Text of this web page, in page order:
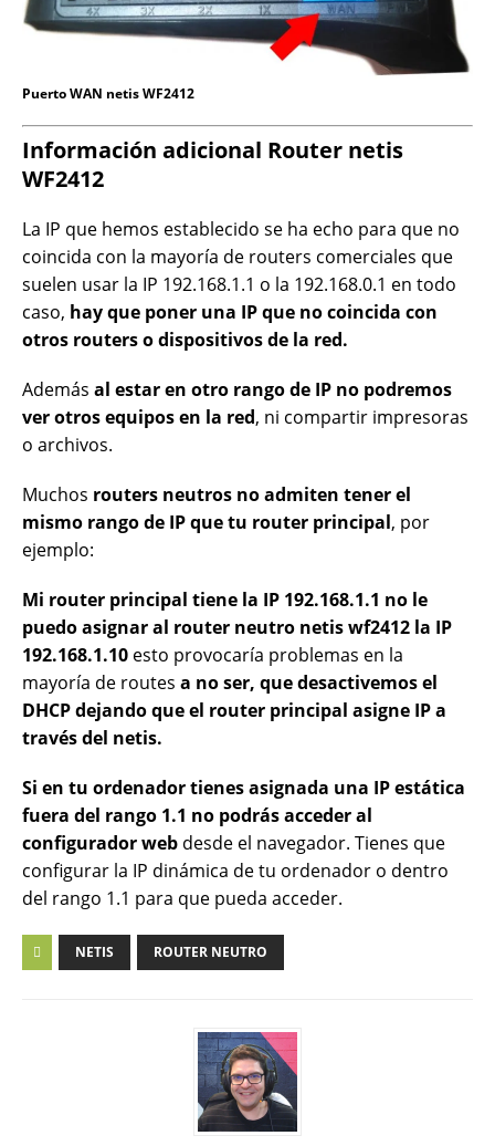
Puerto WAN netis WF2412
Información adicional Router netis
WF2412
La IP que hemos establecido se ha echo para que no
coincida con la mayoría de routers comerciales que
suelen usar la IP 192.168.1.1 o la 192.168.0.1 en todo
caso, hay que poner una IP que no coincida con
otros routers o dispositivos de la red.
Además al estar en otro rango de IP no podremos
ver otros equipos en la red, ni compartir impresoras
o archivos.
Muchos routers neutros no admiten tener el
mismo rango de IP que tu router principal, por
ejemplo:
Mi router principal tiene la IP 192.168.1.1 no le
puedo asignar al router neutro netis wf2412 la IP
192.168.1.10 esto provocaría problemas en la
mayoría de routes a no ser, que desactivemos el
DHCP dejando que el router principal asigne IP a
través del netis.
Si en tu ordenador tienes asignada una IP estática
fuera del rango 1.1 no podrás acceder al
configurador web desde el navegador. Tienes que
configurar la IP dinámica de tu ordenador o dentro
del rango 1.1 para que pueda acceder.
NETIS ROUTER NEUTRO